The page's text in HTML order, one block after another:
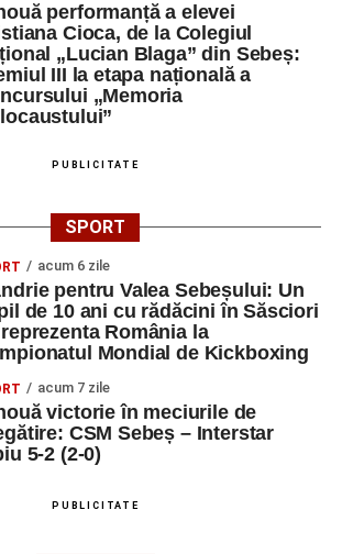
performanță a elevei
Cioca, de la Colegiul
„Lucian Blaga” din Sebeș:
III la etapa națională a
„Memoria
PUBLICITATE
SPORT
acum 6 zile
pentru Valea Sebeșului: Un
de 10 ani cu rădăcini în Săsciori
România la
Mondial de Kickboxing
acum 7 zile
victorie în meciurile de
CSM Sebeș – Interstar
5-2 (2-0)
PUBLICITATE